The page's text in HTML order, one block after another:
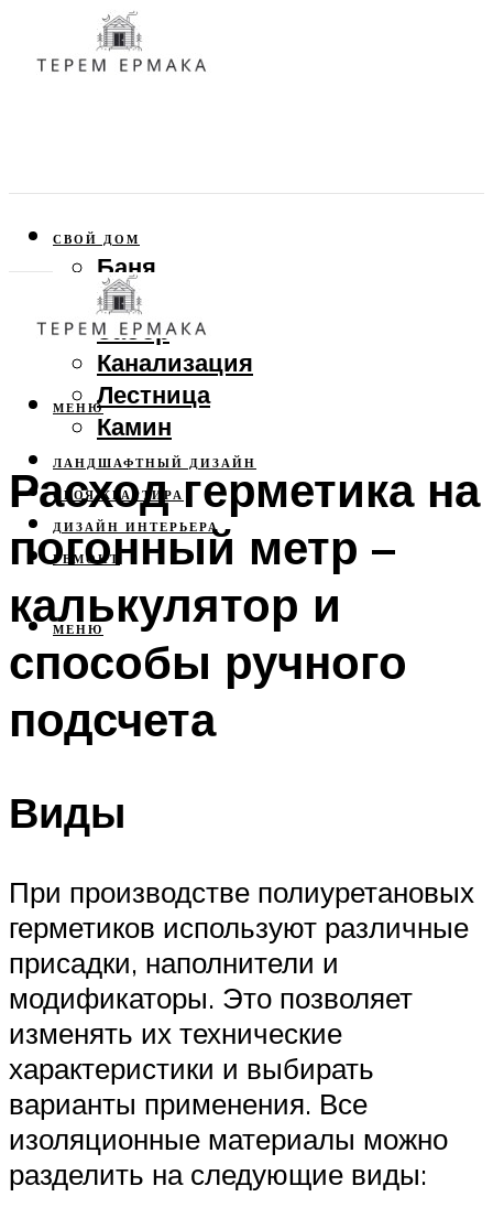
СВОЙ ДОМ
Баня
Веранда
Забор
Канализация
Лестница
Камин
ЛАНДШАФТНЫЙ ДИЗАЙН
СВОЯ КВАРТИРА
ДИЗАЙН ИНТЕРЬЕРА
РЕМОНТ
МЕНЮ
МЕНЮ
Расход герметика на
погонный метр –
калькулятор и
способы ручного
подсчета
Виды
При производстве полиуретановых
герметиков используют различные
присадки, наполнители и
модификаторы. Это позволяет
изменять их технические
характеристики и выбирать
варианты применения. Все
изоляционные материалы можно
разделить на следующие виды: